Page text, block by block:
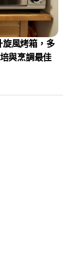
旋風烤箱，多
與烹調最佳